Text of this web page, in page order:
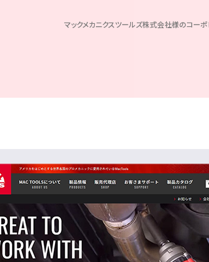
マックメカニクスツールズ株式会社様のコー